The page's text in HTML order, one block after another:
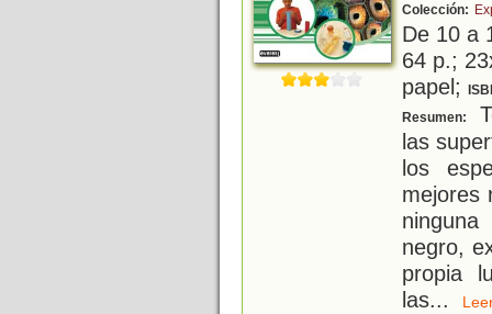
Colección:
De 10 a
64 p.;
papel;
Resumen:
las
los
mejores
negro,
propia
las...